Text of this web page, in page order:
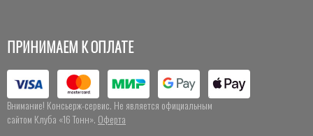
ПРИНИМАЕМ К ОПЛАТЕ
Внимание! Консьерж-сервис. Не является официальным
сайтом Клуба «16 Тонн». Оферта